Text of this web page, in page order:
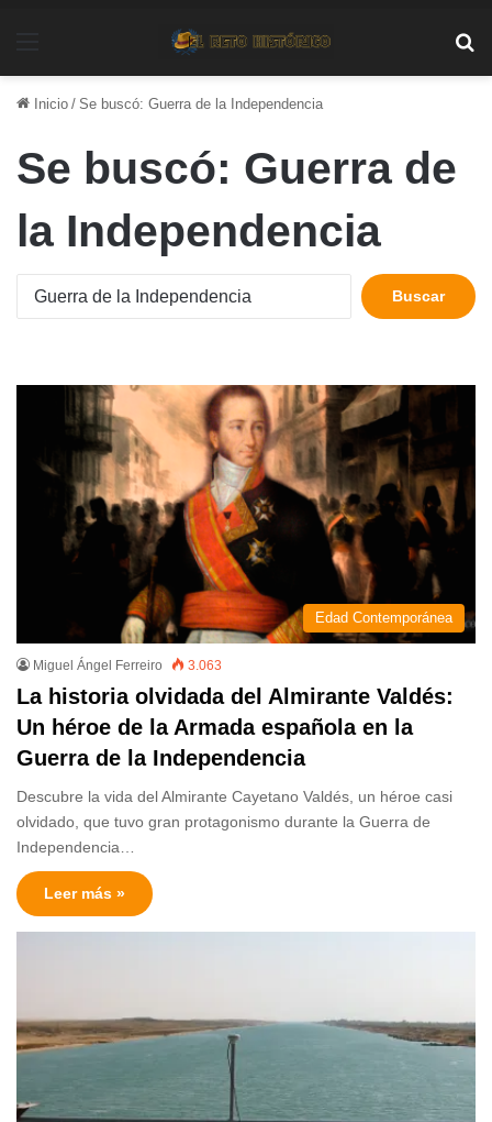
Inicio / Se buscó: Guerra de la Independencia
Se buscó: Guerra de
la Independencia
Buscar:
Edad Contemporánea
Miguel Ángel Ferreiro 3.063
La historia olvidada del Almirante Valdés:
Un héroe de la Armada española en la
Guerra de la Independencia
Descubre la vida del Almirante Cayetano Valdés, un héroe casi
olvidado, que tuvo gran protagonismo durante la Guerra de
Independencia…
Leer más »